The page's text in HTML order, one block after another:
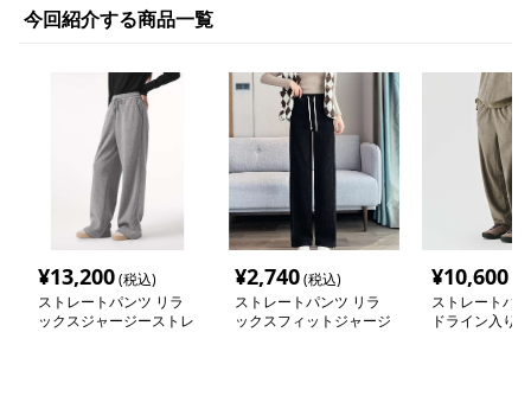
今回紹介する商品一覧
¥13,200(税込)
ストレートパンツ リラ
ックスジャージーストレ
¥2,740(税込)
ストレートパンツ リラ
ックスフィットジャージ
¥10,600
ストレートパ
ドライン入り